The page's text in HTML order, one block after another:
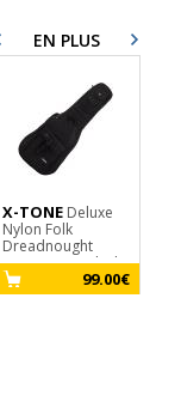
EN PLUS
X-TONEDeluxe
Nylon Folk
Dreadnought
Guitar Bag - Black
99.00€